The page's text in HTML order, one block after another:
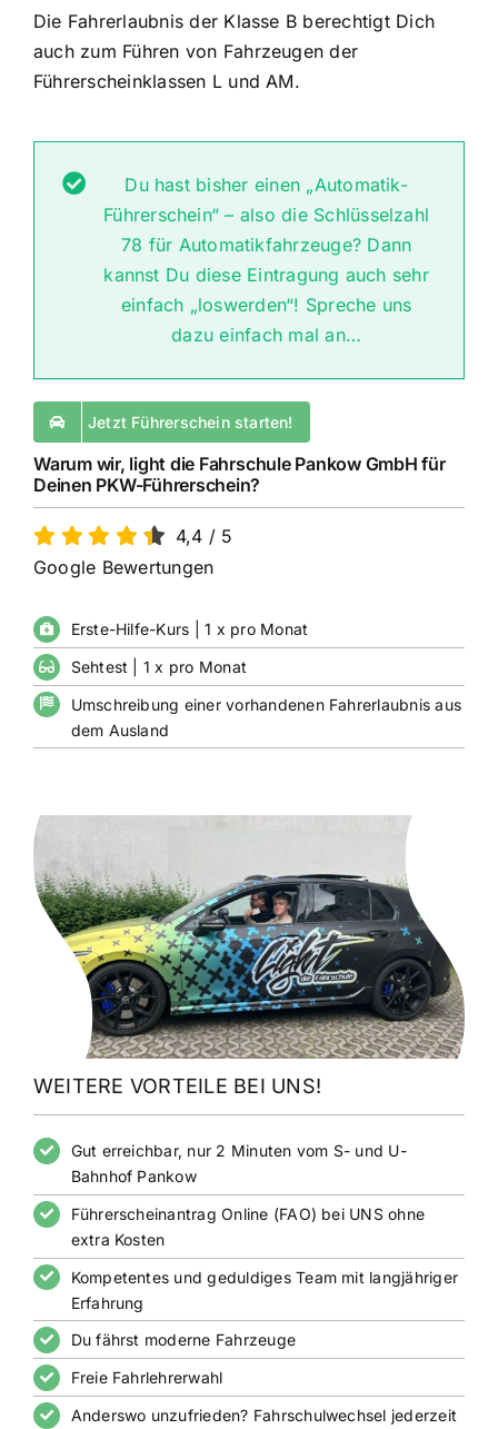
Die Fahrerlaubnis der Klasse B berechtigt Dich
auch zum Führen von Fahrzeugen der
Führerscheinklassen L und AM.
Du hast bisher einen „Automatik-
Führerschein“ – also die Schlüsselzahl
78 für Automatikfahrzeuge? Dann
kannst Du diese Eintragung auch sehr
einfach „loswerden“! Spreche uns
dazu einfach mal an…
Jetzt Führerschein starten!
Warum wir, light die Fahrschule Pankow GmbH für
Deinen PKW-Führerschein?
4,4 / 5
Google Bewertungen
Erste-Hilfe-Kurs | 1 x pro Monat
Sehtest | 1 x pro Monat
Umschreibung einer vorhandenen Fahrerlaubnis aus
dem Ausland
WEITERE VORTEILE BEI UNS!
Gut erreichbar, nur 2 Minuten vom S- und U-
Bahnhof Pankow
Führerscheinantrag Online (FAO) bei UNS ohne
extra Kosten
Kompetentes und geduldiges Team mit langjähriger
Erfahrung
Du fährst moderne Fahrzeuge
Freie Fahrlehrerwahl
Anderswo unzufrieden? Fahrschulwechsel jederzeit